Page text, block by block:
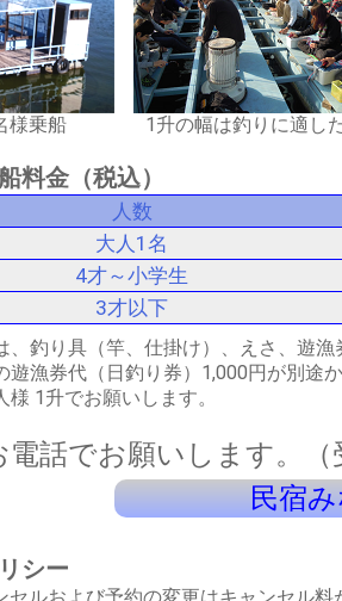
様乗船 1升の幅は釣りに適し
料金（税込）
人数
大人1名
4才～小学生
3才以下
、釣り具（竿、仕掛け）、えさ、遊
遊漁券代（日釣り券）1,000円が別途
様 1升でお願いします。
電話でお願いします。
民宿
シー